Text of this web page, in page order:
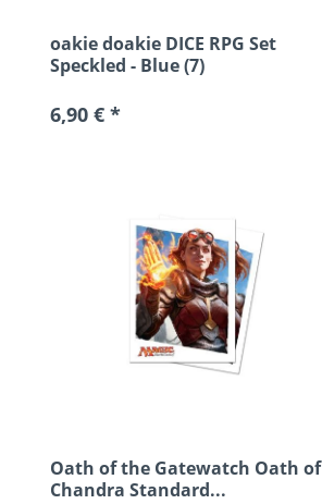
oakie doakie DICE RPG Set
Speckled - Blue (7)
6,90 € *
Oath of the Gatewatch Oath of
Chandra Standard...